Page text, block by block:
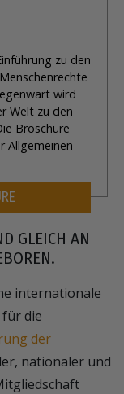
zu den
wird
Welt zu den
Broschüre
Allgemeinen
GLEICH AN
internationale
die
der
nationaler und